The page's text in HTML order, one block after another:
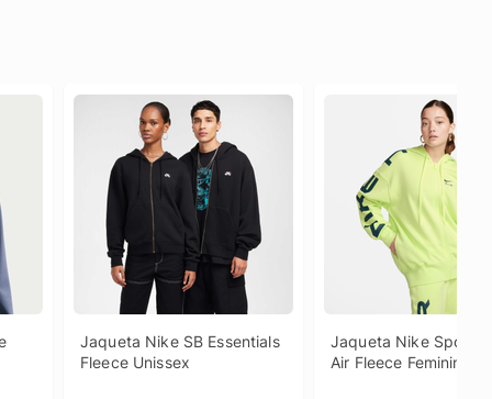
Jaqueta Nike SB Essentials
Fleece Unissex
Jaqueta Nike
Air Fleece Feminina